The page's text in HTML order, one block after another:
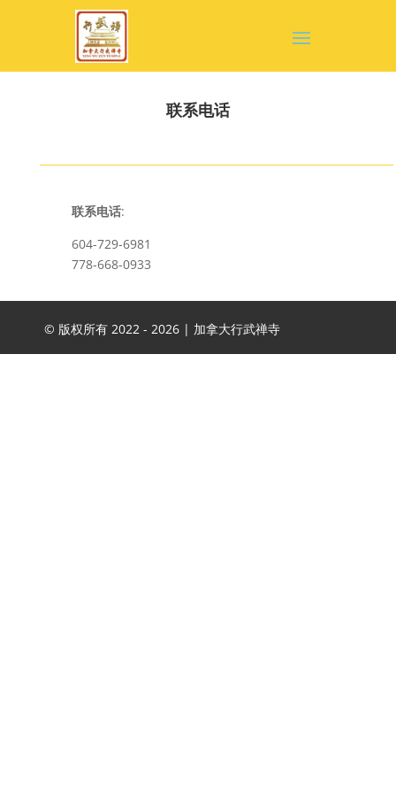
联系电话
联系电话:
604-729-6981
778-668-0933
© 版权所有 2022 - 2026 | 加拿大行武禅寺